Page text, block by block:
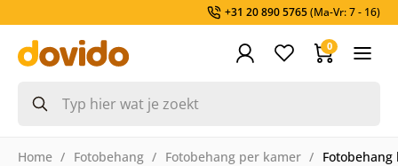
+31 20 890 5765(Ma-Vr: 7 - 16)
0
Home Fotobehang Fotobehang per kamer Fotobehang